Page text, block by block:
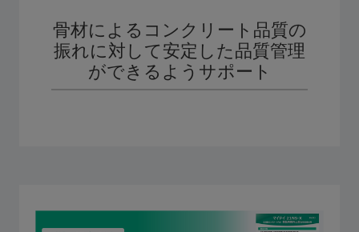
骨材によるコンクリート品質の
振れに対して安定した品質管理
ができるようサポート